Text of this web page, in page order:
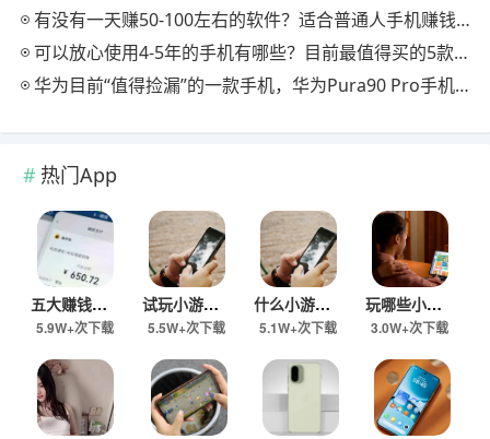
有没有一天赚50-100左右的软件？适合普通人手机赚钱的软件分享
可以放心使用4-5年的手机有哪些？目前最值得买的5款手机，用四年都不卡！
华为目前“值得捡漏”的一款手机，华为Pura90 Pro手机怎么样？
热门App
五大赚钱小游戏推荐：一天秒提30-80元小游戏都有哪些？
5.9W+次下载
试玩小游戏一单一结的有哪些？五款游戏赚钱版，秒提60元以上
5.5W+次下载
什么小游戏在家可以赚钱？五款小游戏赚钱版，一天收入60元以上！
5.1W+次下载
玩哪些小游戏可以一单一结？一天挣50-60元游戏有哪些？
3.0W+次下载